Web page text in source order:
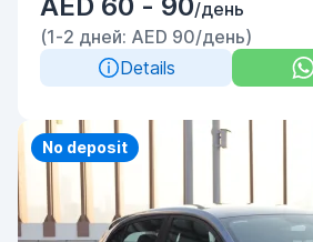
/день
(1-2 дней: AED 90/день)
Details
Priority
No deposit